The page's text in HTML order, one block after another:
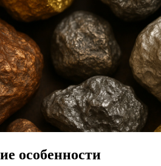
особенности